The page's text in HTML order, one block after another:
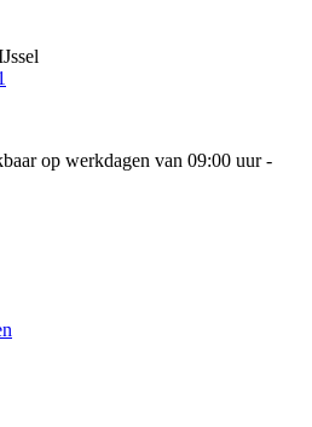
op werkdagen van 09:00 uur -